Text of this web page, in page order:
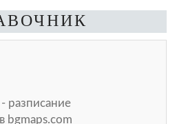
разписание
bgmaps.com